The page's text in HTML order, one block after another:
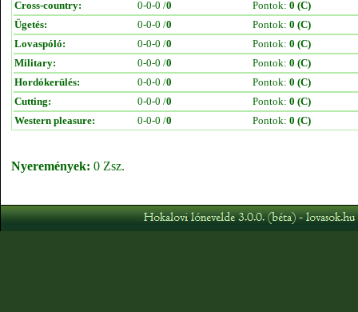
Cross-country:
0-0-0 /0 Pontok: 0 (C)
Ügetés:
0-0-0 /0 Pontok: 0 (C)
Lovaspóló:
0-0-0 /0 Pontok: 0 (C)
Military:
0-0-0 /0 Pontok: 0 (C)
Hordókerülés:
0-0-0 /0 Pontok: 0 (C)
Cutting:
0-0-0 /0 Pontok: 0 (C)
Western pleasure:
0-0-0 /0 Pontok: 0 (C)
Nyeremények: 0 Zsz.